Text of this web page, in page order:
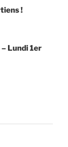
!
Lundi 1er